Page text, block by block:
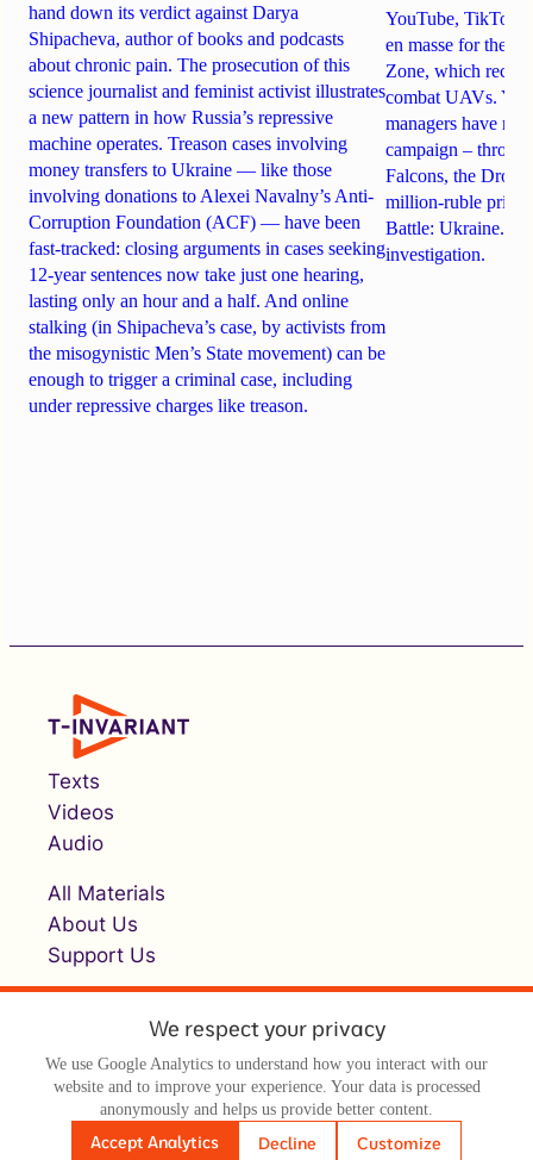
hand down its verdict against Darya
Shipacheva, author of books and podcasts
about chronic pain. The prosecution of this
science journalist and feminist activist illustrates
a new pattern in how Russia’s repressive
machine operates. Treason cases involving
money transfers to Ukraine — like those
involving donations to Alexei Navalny’s Anti-
Corruption Foundation (ACF) — have been
fast-tracked: closing arguments in cases seeking
12-year sentences now take just one hearing,
lasting only an hour and a half. And online
stalking (in Shipacheva’s case, by activists from
the misogynistic Men’s State movement) can be
enough to trigger a criminal case, including
under repressive charges like treason.
YouTube, TikTok
en masse for the
Zone, which
combat UAVs. Yet
managers have
campaign –
Falcons, the
million-ruble
Battle: Ukraine.
investigation.
Texts
Videos
Audio
All Materials
About Us
Support Us
© Т-инвариант / T-invariant, 2026
We respect your privacy
We use Google Analytics to understand how you interact with our
website and to improve your experience. Your data is processed
anonymously and helps us provide better content.
Accept Analytics Decline Customize